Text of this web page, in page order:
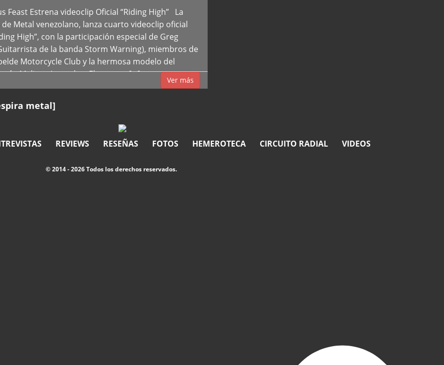
Feast Estrena videoclip Oficial “Riding High” La
Metal venezolano, lanza cuarto videoclip oficial
High”, con la participación especial de Greg
de la banda Storm Warning), miembros de
Motorcycle Club y la hermosa modelo del
Melissa Acevedo. El potente […]
Ver más
metal]
REVIEWS RESEÑAS FOTOS HEMEROTECA CIRCUITO RADIAL VIDEOS
© 2014 - 2026 Todos los derechos reservados.